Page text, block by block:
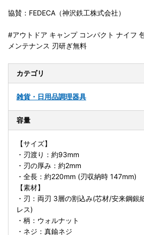
協賛：FEDECA（神沢鉄工株式会社）
#アウトドア キャンプ コンパクト ナイフ
メンテナンス 刃研ぎ無料
カテゴリ
雑貨・日用品調理器具
容量
【サイズ】
・刃渡り：約93mm
・刃の厚み：約2mm
・全長：約220mm (刃収納時 147mm)
【素材】
・刃：両刃 3層の割込み(芯材/安来鋼銀
レス)
・柄：ウォルナット
・ネジ：真鍮ネジ